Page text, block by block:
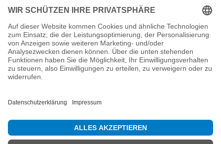
Adresse
Reichenberger Str. 1
84130 Dingolfing
Telefon
info@mountain-sports-